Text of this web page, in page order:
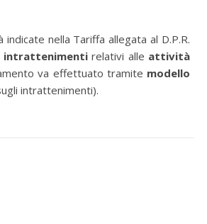
nella Tariffa allegata al D.P.R.
intrattenimentirelativi alle attività
va effettuato tramite modello
intrattenimenti).